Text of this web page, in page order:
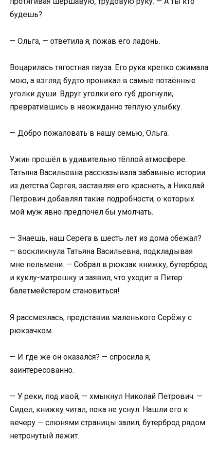
будешь?
— Ольга, — ответила я, пожав его ладонь.
Воцарилась тягостная пауза. Его рука крепко сжимала
мою, а взгляд будто проникал в самые потаённые
уголки души. Вдруг уголки его губ дрогнули,
превратившись в неожиданно тёплую улыбку.
— Добро пожаловать в нашу семью, Ольга.
Ужин прошёл в удивительно тёплой атмосфере.
Татьяна Васильевна рассказывала забавные истории
из детства Сергея, заставляя его краснеть, а Николай
Петрович добавлял такие подробности, о которых
мой муж явно предпочёл бы умолчать.
— Знаешь, наш Серёга в шесть лет из дома сбежал?
— воскликнула Татьяна Васильевна, подкладывая
мне пельмени. — Собрал в рюкзак книжку, бутерброд
и куклу-матрешку и заявил, что уходит в Питер
балетмейстером становиться!
Я рассмеялась, представив маленького Серёжу с
рюкзачком.
— И где же он оказался? — спросила я,
заинтересованно.
— У реки, под ивой, — хмыкнул Николай Петрович. —
Сидел, книжку читал, пока не уснул. Нашли его к
вечеру — слюнями страницы залил, бутерброд рядом
нетронутый лежит.